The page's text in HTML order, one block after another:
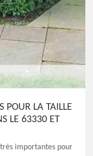
POUR LA TAILLE
LE 63330 ET
importantes pour